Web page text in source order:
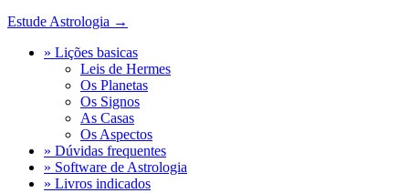
Estude Astrologia →
» Lições basicas
Leis de Hermes
Os Planetas
Os Signos
As Casas
Os Aspectos
» Dúvidas frequentes
» Software de Astrologia
» Livros indicados